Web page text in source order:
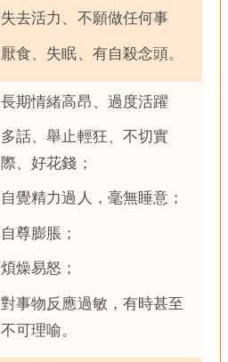
失去活力、不願做任何事
厭食、失眠、有自殺念頭。
長期情緒高昂、過度活躍
多話、舉止輕狂、不切實
際、好花錢；
自覺精力過人，毫無睡意；
自尊膨脹；
煩燥易怒；
對事物反應過敏，有時甚至
不可理喻。